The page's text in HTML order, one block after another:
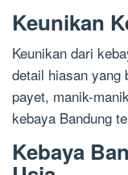
Keunikan
Keunikan dari
detail hiasan yang
payet, manik-
kebaya Bandung
Kebaya